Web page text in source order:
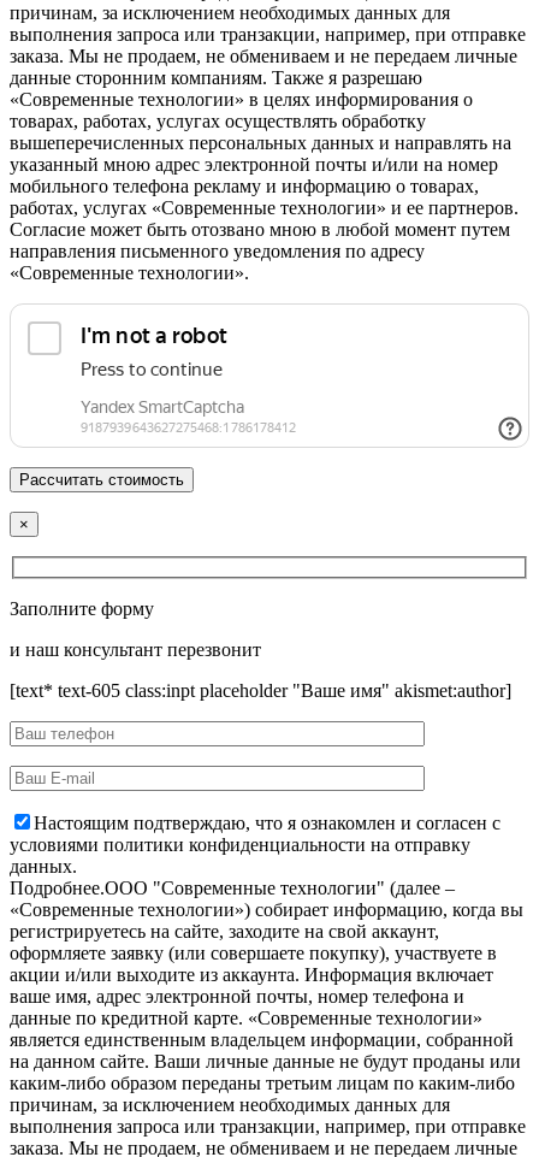
причинам, за исключением необходимых данных для
выполнения запроса или транзакции, например, при отправке
заказа. Мы не продаем, не обмениваем и не передаем личные
данные сторонним компаниям. Также я разрешаю
«Современные технологии» в целях информирования о
товарах, работах, услугах осуществлять обработку
вышеперечисленных персональных данных и направлять на
указанный мною адрес электронной почты и/или на номер
мобильного телефона рекламу и информацию о товарах,
работах, услугах «Современные технологии» и ее партнеров.
Согласие может быть отозвано мною в любой момент путем
направления письменного уведомления по адресу
«Современные технологии».
×
Заполните форму
и наш консультант перезвонит
[text* text-605 class:inpt placeholder "Ваше имя" akismet:author]
Настоящим подтверждаю, что я ознакомлен и согласен с
условиями политики конфиденциальности на отправку
данных.
Подробнее.OOO "Современные технологии" (далее –
«Современные технологии») собирает информацию, когда вы
регистрируетесь на сайте, заходите на свой аккаунт,
оформляете заявку (или совершаете покупку), участвуете в
акции и/или выходите из аккаунта. Информация включает
ваше имя, адрес электронной почты, номер телефона и
данные по кредитной карте. «Современные технологии»
является единственным владельцем информации, собранной
на данном сайте. Ваши личные данные не будут проданы или
каким-либо образом переданы третьим лицам по каким-либо
причинам, за исключением необходимых данных для
выполнения запроса или транзакции, например, при отправке
заказа. Мы не продаем, не обмениваем и не передаем личные